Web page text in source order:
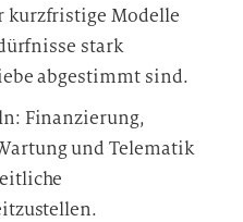
kurzfristige Modelle
stark
abgestimmt sind.
Finanzierung,
und Telematik